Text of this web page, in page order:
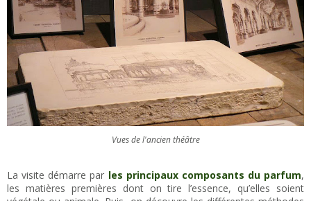
Vues de l'ancien théâtre
La visite démarre par les principaux composants du parfum,
les matières premières dont on tire l’essence, qu’elles soient